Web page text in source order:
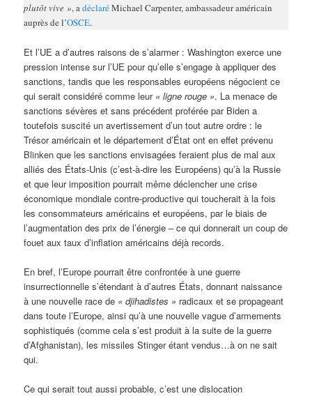
plutôt vive », adéclaréMichael Carpenter, ambassadeur américain
auprès de l’OSCE.
Et l’UE a d’autres raisons de s’alarmer : Washington exerce une
pression intense sur l’UE pour qu’elle s’engage à appliquer des
sanctions, tandis que les responsables européens négocient ce
qui serait considéré comme leur « ligne rouge ». La menace de
sanctions sévères et sans précédent proférée par Biden a
toutefois suscité un avertissement d’un tout autre ordre : le
Trésor américain et le département d’État ont en effet prévenu
Blinken que les sanctions envisagées feraient plus de mal aux
alliés des États-Unis (c’est-à-dire les Européens) qu’à la Russie
et que leur imposition pourrait même déclencher une crise
économique mondiale contre-productive qui toucherait à la fois
les consommateurs américains et européens, par le biais de
l’augmentation des prix de l’énergie – ce qui donnerait un coup de
fouet aux taux d’inflation américains déjà records.
En bref, l’Europe pourrait être confrontée à une guerre
insurrectionnelle s’étendant à d’autres États, donnant naissance
à une nouvelle race de « djihadistes » radicaux et se propageant
dans toute l’Europe, ainsi qu’à une nouvelle vague d’armements
sophistiqués (comme cela s’est produit à la suite de la guerre
d’Afghanistan), les missiles Stinger étant vendus…à on ne sait
qui.
Ce qui serait tout aussi probable, c’est une dislocation